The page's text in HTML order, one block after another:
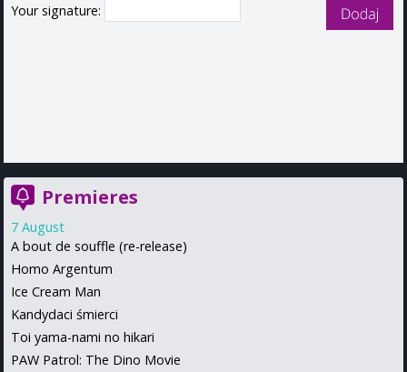
Your signature:
Premieres
7 August
A bout de souffle (re-release)
Homo Argentum
Ice Cream Man
Kandydaci śmierci
Toi yama-nami no hikari
PAW Patrol: The Dino Movie